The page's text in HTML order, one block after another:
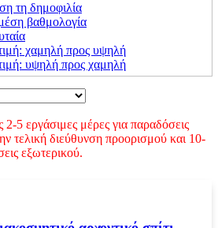
τη δημοφιλία
βαθμολογία
χαμηλή προς υψηλή
υψηλή προς χαμηλή
5 εργάσιμες μέρες για παραδόσεις
τελική διεύθυνση προορισμού και 10-
εξωτερικού.